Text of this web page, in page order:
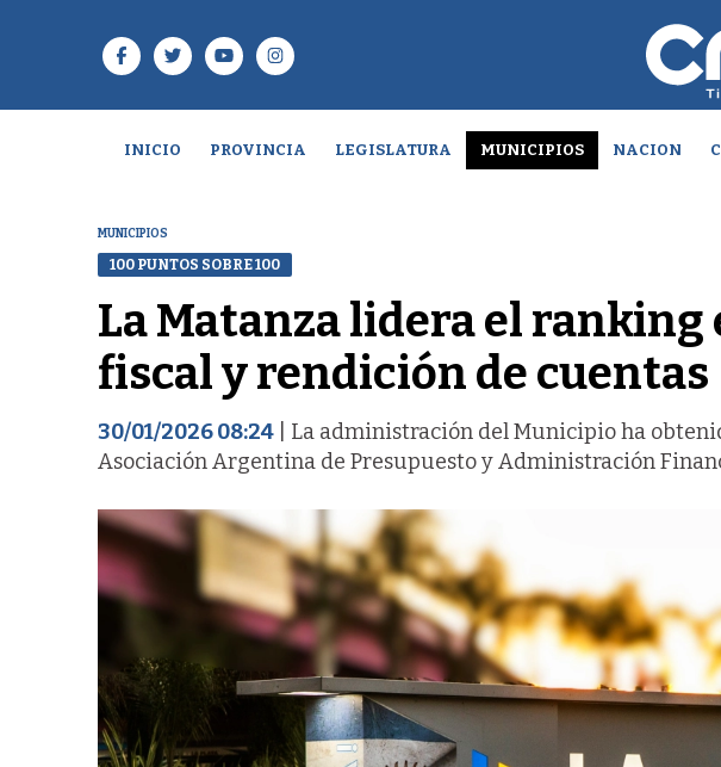
INICIO PROVINCIA LEGISLATURA MUNICIPIOS NACION
MUNICIPIOS
100 PUNTOS SOBRE 100
La Matanza lidera el
fiscal y rendición de cuentas
30/01/2026 08:24 | La administración del Municipio ha
Asociación Argentina de Presupuesto y Administración